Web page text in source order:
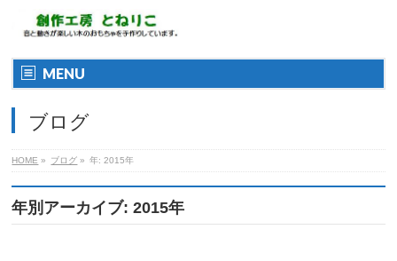
MENU
ブログ
HOME » ブログ » 年: 2015年
年別アーカイブ: 2015年